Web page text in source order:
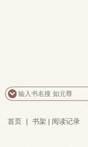
首页 书架 阅读记录